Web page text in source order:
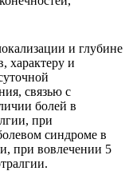
и глубине
характеру и
связью с
болей в
при
синдроме в
при вовлечении 5